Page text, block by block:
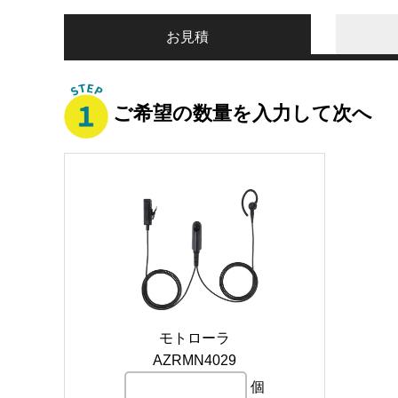
お見積
ご希望の数量を入力して次へ
モトローラ
AZRMN4029
個